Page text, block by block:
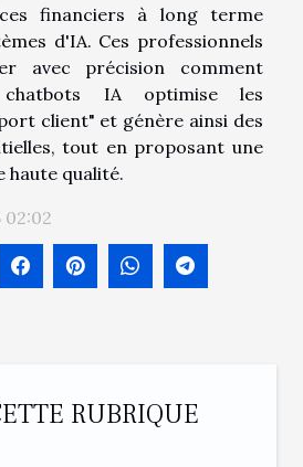
financiers à long terme
d'IA. Ces professionnels
avec précision comment
IA optimise les
client" et génère ainsi des
tout en proposant une
haute qualité.
02:02
RUBRIQUE